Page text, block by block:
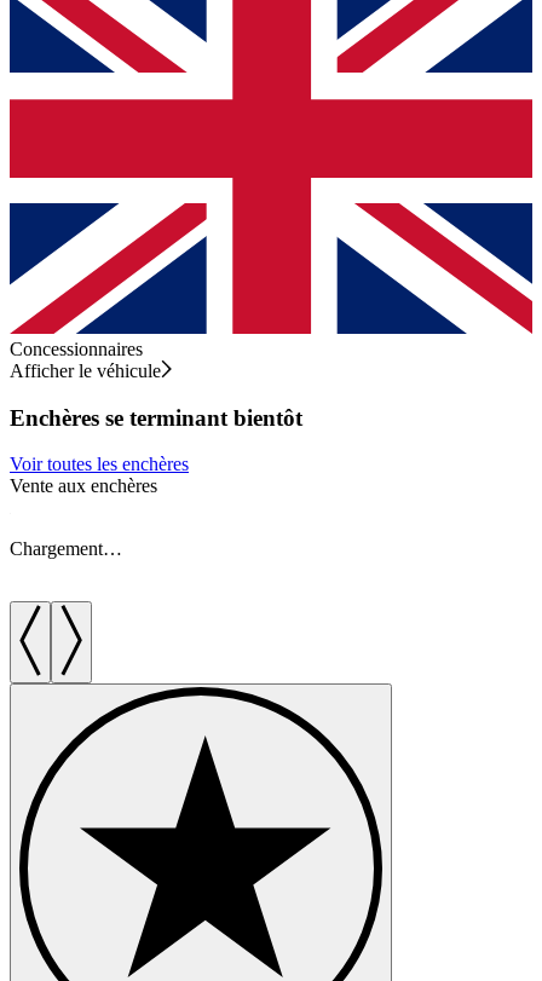
Concessionnaires
Afficher le véhicule
Enchères se terminant bientôt
Voir toutes les enchères
Vente aux enchères
Chargement…